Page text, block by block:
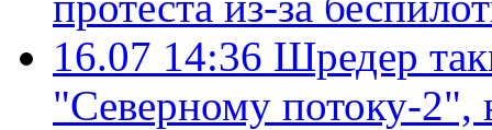
16.07 14:36 Шредер
"Северному потоку-2",